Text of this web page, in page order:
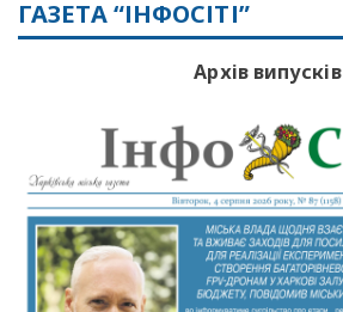
ГАЗЕТА “ІНФОСІТІ”
Архів випусків